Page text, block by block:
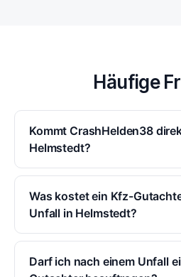
Häufige
Kommt CrashHelden38
Helmstedt?
Was kostet ein Kfz-
Unfall in Helmstedt?
Darf ich nach einem Unfall